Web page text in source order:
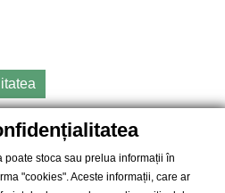
- Magazin online cu Produse
- Cod fiscal: RO14935035, Registrul
poate stoca sau prelua informații în
"cookies". Aceste informații, care ar